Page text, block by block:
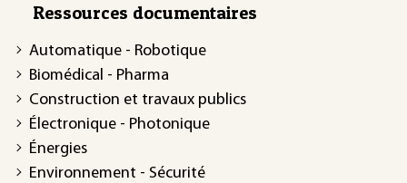
Ressources documentaires
Automatique - Robotique
Biomédical - Pharma
Construction et travaux publics
Électronique - Photonique
Énergies
Environnement - Sécurité